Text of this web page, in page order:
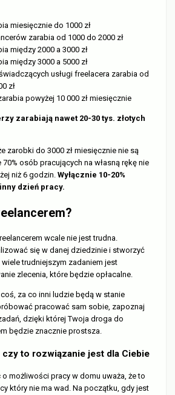
miesięcznie do 1000 zł
zarabia od 1000 do 2000 zł
między 2000 a 3000 zł
między 3000 a 5000 zł
usługi freelacera zarabia od
zł
powyżej 10 000 zł miesięcznie
zarabiają nawet 20-30 tys. złotych
zarobki do 3000 zł miesięcznie nie są
osób pracujących na własną rękę nie
niż 6 godzin. Wyłącznie 10-20%
dzień pracy.
wcale nie jest trudna.
się w danej dziedzinie i stworzyć
trudniejszym zadaniem jest
zlecenia, które będzie opłacalne.
za co inni ludzie będą w stanie
pracować sam sobie, zapoznaj
dzięki której Twoja droga do
będzie znacznie prostsza.
czy to rozwiązanie jest dla Ciebie
możliwości pracy w domu uważa, że to
który nie ma wad. Na początku, gdy jest